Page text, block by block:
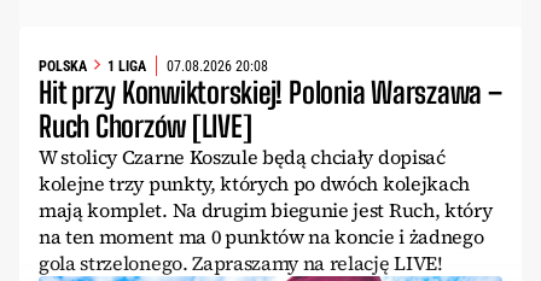
POLSKA 1 LIGA 07.08.2026 20:08
Hit przy Konwiktorskiej! Polonia Warszawa –
Ruch Chorzów [LIVE]
W stolicy Czarne Koszule będą chciały dopisać
kolejne trzy punkty, których po dwóch kolejkach
mają komplet. Na drugim biegunie jest Ruch, który
na ten moment ma 0 punktów na koncie i żadnego
gola strzelonego. Zapraszamy na relację LIVE!